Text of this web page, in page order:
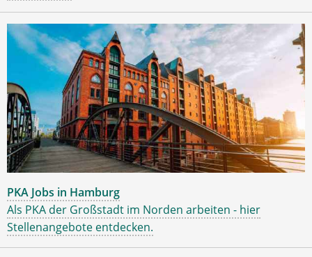
PKA Jobs in Hamburg
Als PKA der Großstadt im Norden arbeiten - hier
Stellenangebote entdecken.